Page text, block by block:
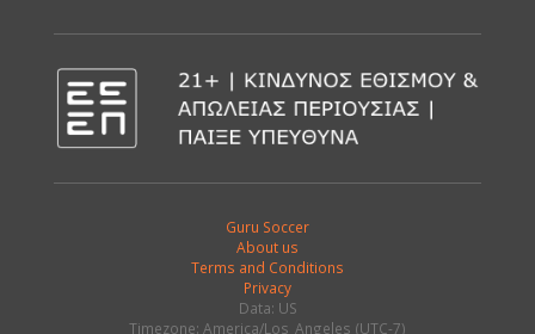
Guru Soccer
About us
Terms and Conditions
Privacy
Data: US
Timezone: America/Los_Angeles (UTC-7)